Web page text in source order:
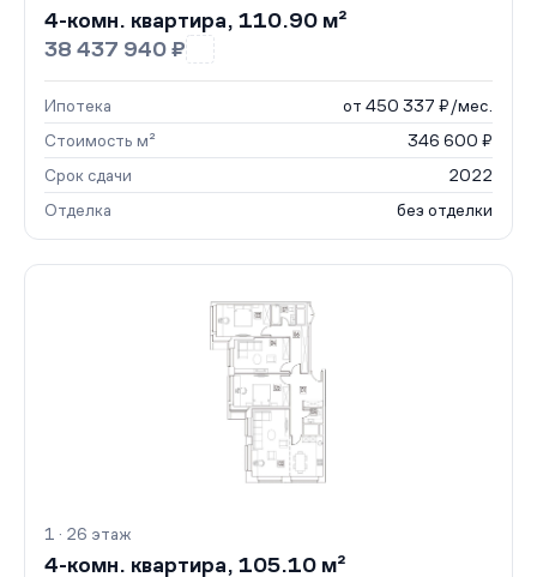
4-комн. квартира, 110.90 м²
38 437 940 ₽
Ипотека
от 450 337 ₽/мес.
Стоимость м²
346 600 ₽
Срок сдачи
2022
Отделка
без отделки
1 · 26 этаж
4-комн. квартира, 105.10 м²